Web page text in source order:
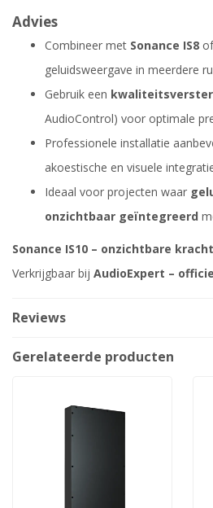
Advies
Combineer met Sonance IS8
geluidsweergave in meerdere
Gebruik een
AudioControl) voor optimale
Professionele installatie
akoestische en visuele
Ideaal voor projecten waar
onzichtbaar geïntegreerd
Sonance IS10 – onzichtbare
Verkrijgbaar bij AudioExpert –
Reviews
Gerelateerde producten